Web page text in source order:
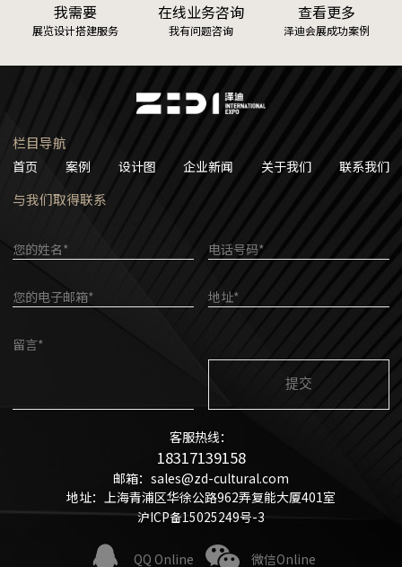
我需要
展览设计搭建服务
在线业务咨询
我有问题咨询
查看更多
泽迪会展成功案例
栏目导航
首页 案例 设计图 企业新闻 关于我们 联系我们
与我们取得联系
您的姓名* 电话号码*
您的电子邮箱* 地址*
留言*
客服热线：
18317139158
邮箱：sales@zd-cultural.com
地址：上海青浦区华徐公路962弄复能大厦401室
沪ICP备15025249号-3
QQ Online 微信Online